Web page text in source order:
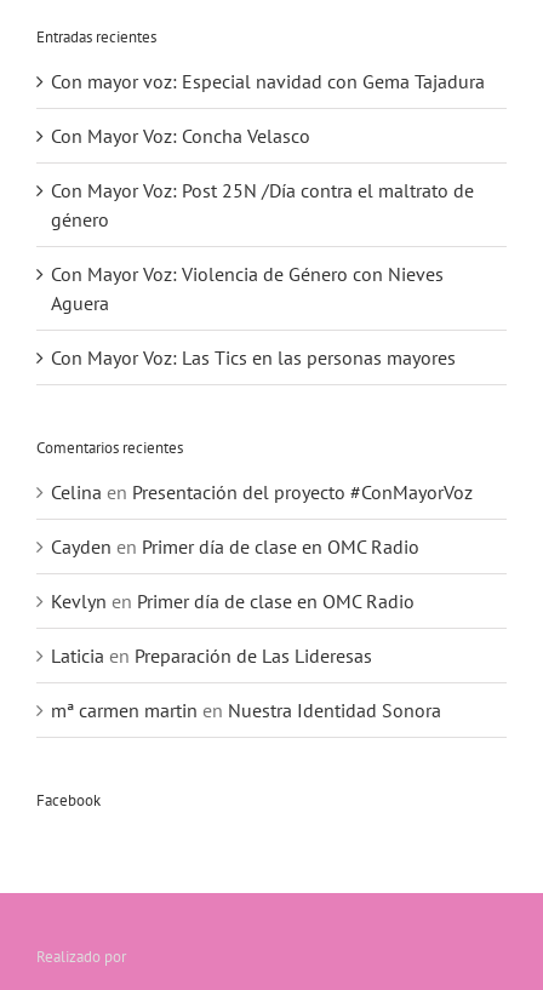
Entradas recientes
Con mayor voz: Especial navidad con Gema Tajadura
Con Mayor Voz: Concha Velasco
Con Mayor Voz: Post 25N /Día contra el maltrato de
género
Con Mayor Voz: Violencia de Género con Nieves
Aguera
Con Mayor Voz: Las Tics en las personas mayores
Comentarios recientes
Celina en Presentación del proyecto #ConMayorVoz
Cayden en Primer día de clase en OMC Radio
Kevlyn en Primer día de clase en OMC Radio
Laticia en Preparación de Las Lideresas
mª carmen martin en Nuestra Identidad Sonora
Facebook
Realizado por